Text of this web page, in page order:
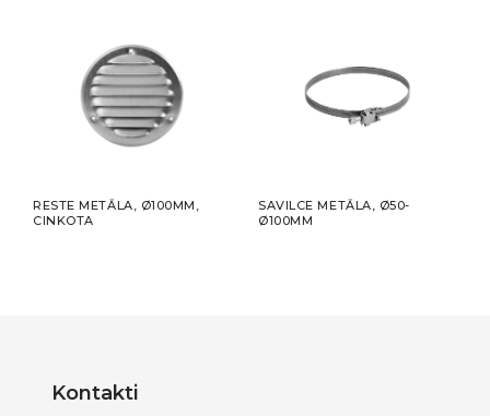
RESTE METĀLA, Ø100MM,
CINKOTA
SAVILCE METĀLA, Ø50-
Ø100MM
Kontakti